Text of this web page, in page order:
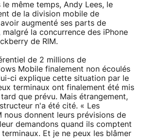
le même temps, Andy Lees, le
de la division mobile de
augmenté ses parts de
malgré la concurrence des iPhone
de RIM.
de 2 millions de
Mobile finalement non écoulés
ci explique cette situation par le
terminaux ont finalement été mis
que prévu. Mais étrangement,
n'a été cité. « Les
nous donnent leurs prévisions de
demandons quand ils comptent
terminaux. Et je ne peux les blâmer